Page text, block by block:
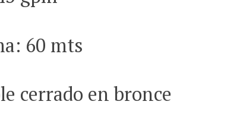
60 mts
cerrado en bronce